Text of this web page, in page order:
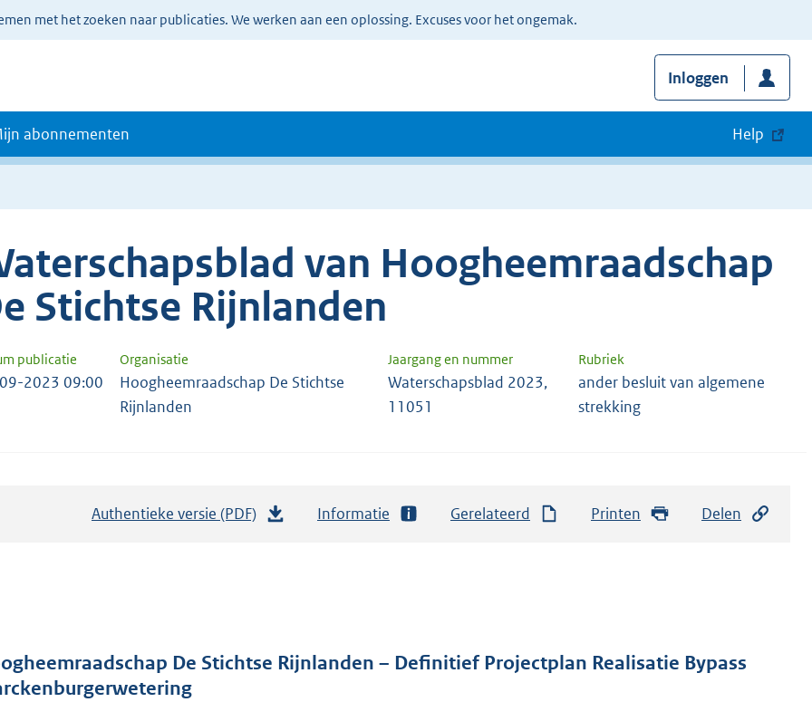
met het zoeken naar publicaties. We werken aan een oplossing. Excuses voor het ongemak.
Inloggen
abonnementen Help
van Hoogheemraadschap
Stichtse Rijnlanden
publicatie Organisatie Jaargang en nummer Rubriek
2023 09:00
Hoogheemraadschap De Stichtse
Rijnlanden
Waterschapsblad 2023,
11051
ander besluit van algemene
strekking
Authentieke versie (PDF)
d
Informatie Gerelateerd Printen Delen
De Stichtse Rijnlanden – Definitief Projectplan Realisatie Bypass